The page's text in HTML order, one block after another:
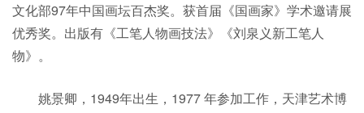
文化部97年中国画坛百杰奖。获首届《国画家》学术邀请展
优秀奖。出版有《工笔人物画技法》《刘泉义新工笔人
物》。
姚景卿，1949年出生，1977 年参加工作，天津艺术博